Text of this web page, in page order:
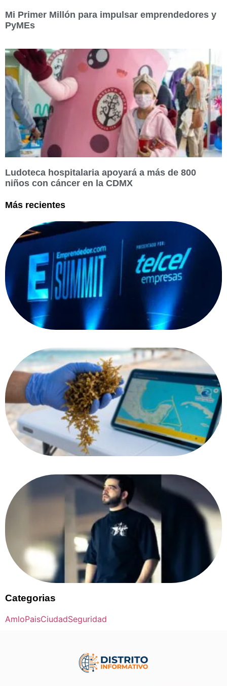
Mi Primer Millón para impulsar emprendedores y
PyMEs
Ludoteca hospitalaria apoyará a más de 800
niños con cáncer en la CDMX
Más recientes
Categorias
AmloPaisCiudadSeguridad